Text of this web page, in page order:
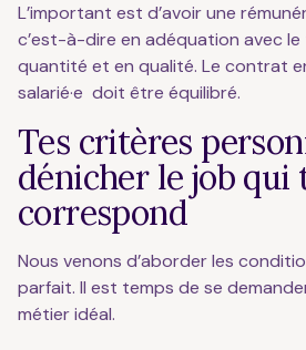
L’important est d’avoir une
c’est-à-dire en adéquation avec le
quantité et en qualité. Le contrat
salarié·e doit être équilibré.
Tes critères
dénicher le job qui
correspond
Nous venons d’aborder les
parfait. Il est temps de se
métier idéal.